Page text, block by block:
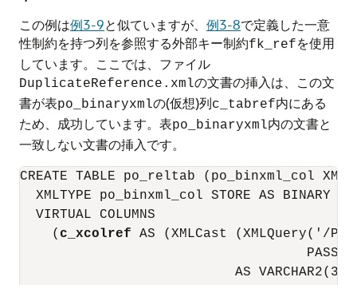
この例は例3-9と似ていますが、 例3-8で定義した一意
性制約を持つ列を参照する外部キー制約fk_refを使用
しています。ここでは、ファイル
DuplicateReference.xmlの文書の挿入は、この文
書が表po_binaryxmlの(仮想)列c_tabref内にある
ため、成功しています。表po_binaryxml内の文書と
一致しない文書の挿入です。
CREATE TABLE po_reltab (po_binxml_col
XMLTYPE po_binxml_col STORE AS BINARY
  VIRTUAL COLUMNS
    (
c_xcolref AS (XMLCast (XMLQuery('/
AS